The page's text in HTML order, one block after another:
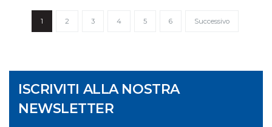
1 2 3 4 5 6 Successivo
ISCRIVITI ALLA NOSTRA
NEWSLETTER